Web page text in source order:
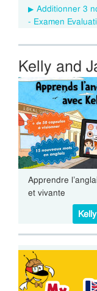
Additionner 3
- Examen
Kelly and
Apprendre
et vivante